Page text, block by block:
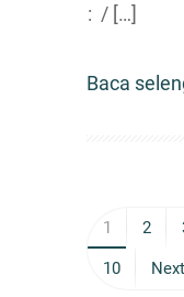
: / […]
Baca
1 2
10